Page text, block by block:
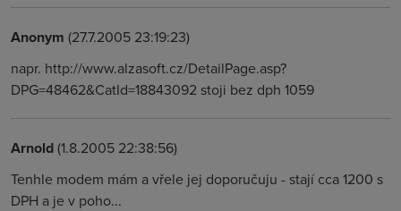
Anonym (27.7.2005 23:19:23)
napr. http://www.alzasoft.cz/DetailPage.asp?
DPG=48462&CatId=18843092 stoji bez dph 1059
Arnold(1.8.2005 22:38:56)
Tenhle modem mám a vřele jej doporučuju - stají cca 1200 s
DPH a je v poho...